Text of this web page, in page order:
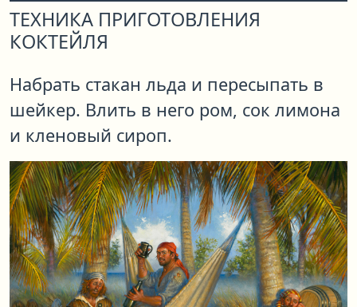
ТЕХНИКА ПРИГОТОВЛЕНИЯ
КОКТЕЙЛЯ
Набрать стакан льда и пересыпать в
шейкер. Влить в него ром, сок лимона
и кленовый сироп.